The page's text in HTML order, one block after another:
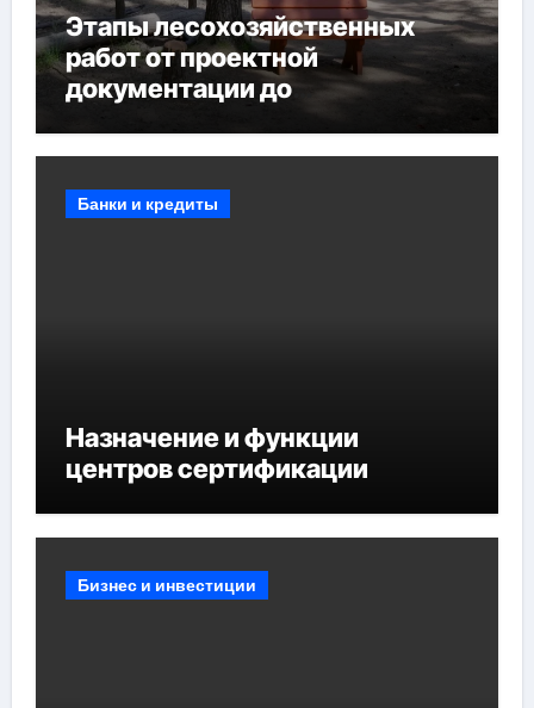
Этапы лесохозяйственных
работ от проектной
документации до
мероприятий и обустройства
Банки и кредиты
Назначение и функции
центров сертификации
Бизнес и инвестиции